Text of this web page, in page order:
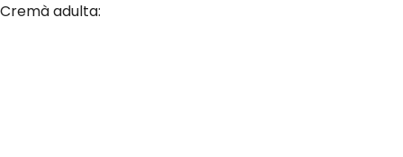
Cremà adulta: